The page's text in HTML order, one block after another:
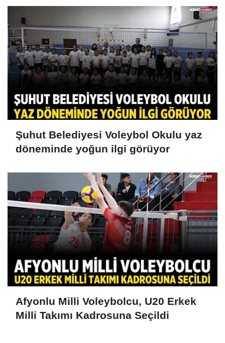
Şuhut Belediyesi Voleybol Okulu yaz
döneminde yoğun ilgi görüyor
Afyonlu Milli Voleybolcu, U20 Erkek
Milli Takımı Kadrosuna Seçildi